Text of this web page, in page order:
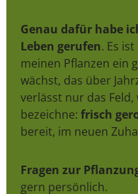
Genau dafür habe
Leben gerufen. Es
meinen Pflanzen ein
wächst, das über
verlässt nur das
bezeichne: frisch
bereit, im neuen
Fragen zur
gern persönlich.